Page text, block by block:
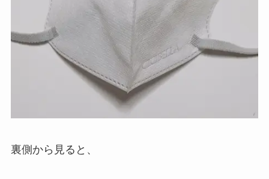
裏側から見ると、